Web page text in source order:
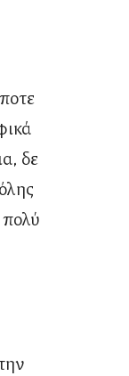
δε